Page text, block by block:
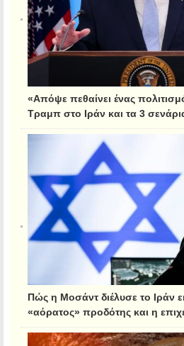
«Απόψε πεθαίνει ένας
Τραμπ στο Ιράν και τα 3
Πώς η Μοσάντ διέλυσε το Ιράν
«αόρατος» προδότης και η